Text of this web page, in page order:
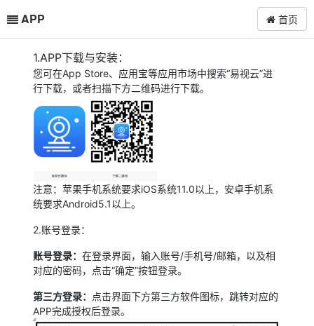
APP 首页
1.APP下载与安装：
您可在App Store、应用宝等应用市场中搜索“易视云”进
行下载，或者扫描下方二维码进行下载。
注意：苹果手机系统要求iOS系统11.0以上，安卓手机系
统要求Android5.1以上。
2.账号登录：
账号登录：在登录界面，输入账号/手机号/邮箱，以及相
对应的密码，点击“确定”按钮登录。
第三方登录：
点击界面下方第三方软件图标，跳转对应的
APP完成授权后登录。